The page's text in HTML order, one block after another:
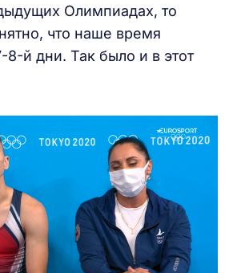
Олимпиадах, то
что наше время
8-й дни. Так было и в этот